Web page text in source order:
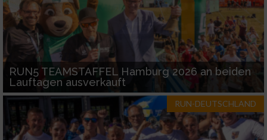
RUN5 TEAMSTAFFEL Hamburg 2026 an beiden
Lauftagen ausverkauft
RUN-DEUTSCHLAND